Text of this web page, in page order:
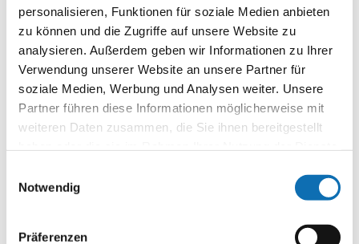
personalisieren, Funktionen für soziale Medien anbieten
zu können und die Zugriffe auf unsere Website zu
analysieren. Außerdem geben wir Informationen zu Ihrer
Verwendung unserer Website an unsere Partner für
soziale Medien, Werbung und Analysen weiter. Unsere
Partner führen diese Informationen möglicherweise mit
weiteren Daten zusammen, die Sie ihnen bereitgestellt
Notwendig
Präferenzen
StudyGreenEnergy können die Verant­
wortlichen ihre Studiengänge darstellen und
Studieninteressierte sowie Unternehmen
können sich mittels eines individuellen
Studien­gangrankings über das Studienangebot
informieren.
Wie ging es weiter?
Der Online-Studienführer wurde in einer
Nationalen Klimaschutzinitiative (NKI)